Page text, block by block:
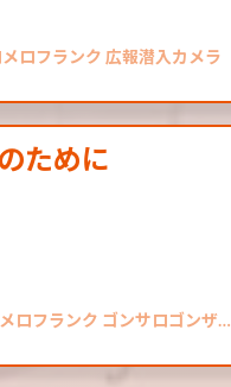
ロフランク 広報潜入カメラ
ために
ロフランク ゴンサロゴンザ…